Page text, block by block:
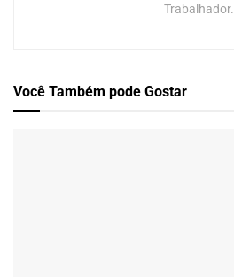
Trabalhador.
Você Também pode Gostar